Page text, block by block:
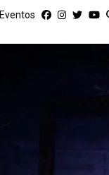
Eventos